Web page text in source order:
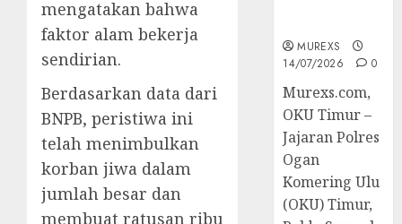
mengatakan bahwa
faktor alam bekerja
sendirian.
Berdasarkan data dari
BNPB, peristiwa ini
telah menimbulkan
korban jiwa dalam
jumlah besar dan
membuat ratusan ribu
MUREXS
14/07/2026
0
Murexs.com,
OKU Timur –
Jajaran Polres
Ogan
Komering Ulu
(OKU) Timur,